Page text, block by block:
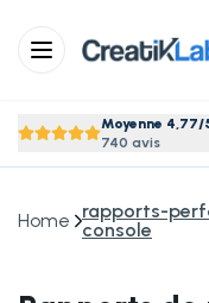
Moyenne 4,77/
740 avis
Home
rapports-
console